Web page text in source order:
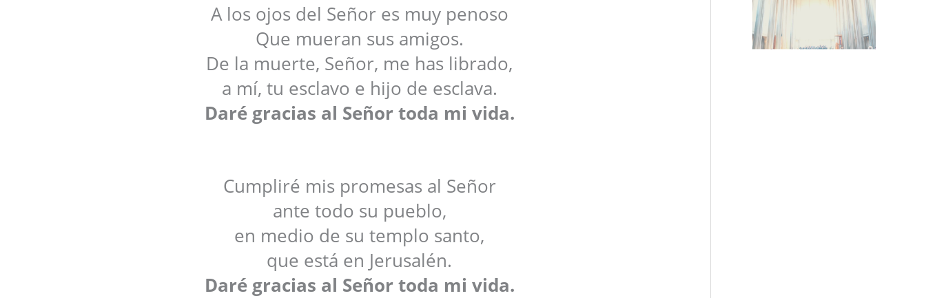
A los ojos del Señor es muy penoso
Que mueran sus amigos.
De la muerte, Señor, me has librado,
a mí, tu esclavo e hijo de esclava.
Daré gracias al Señor toda mi vida.
Cumpliré mis promesas al Señor
ante todo su pueblo,
en medio de su templo santo,
que está en Jerusalén.
Daré gracias al Señor toda mi vida.